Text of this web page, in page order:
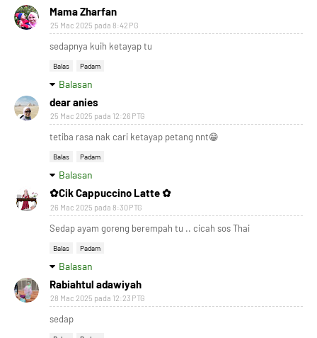
Mama Zharfan
25 Mac 2025 pada 8:42 PG
sedapnya kuih ketayap tu
Balas Padam
Balasan
dear anies
25 Mac 2025 pada 12:26 PTG
tetiba rasa nak cari ketayap petang nnt😁
Balas Padam
Balasan
✿Cik Cappuccino Latte ✿
26 Mac 2025 pada 8:30 PTG
Sedap ayam goreng berempah tu .. cicah sos Thai
Balas Padam
Balasan
Rabiahtul adawiyah
28 Mac 2025 pada 12:23 PTG
sedap